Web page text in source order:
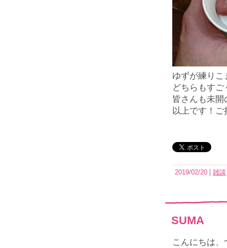
ゆずが練り
どちらもす
皆さんも未
以上です！
2019/02/20 雑談
SUMA
こんにちは